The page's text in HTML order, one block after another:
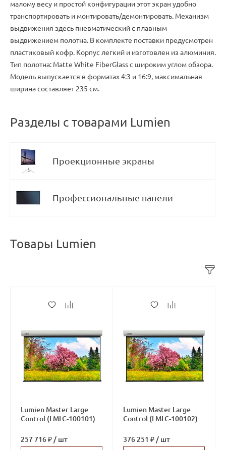
малому весу и простой конфигурации этот экран удобно
транспортировать и монтировать/демонтировать. Механизм
выдвижения здесь пневматический с плавным
выдвижением полотна. В комплекте поставки предусмотрен
пластиковый кофр. Корпус легкий и изготовлен из алюминия.
Тип полотна: Matte White FiberGlass с широким углом обзора.
Модель выпускается в форматах 4:3 и 16:9, максимальная
ширина составляет 235 см.
Разделы с товарами Lumien
Проекционные экраны
Профессиональные панели
Товары Lumien
Lumien Master Large
Control (LMLC-100101)
257 716 ₽ / шт
Lumien Master Large
Control (LMLC-100102)
376 251 ₽ / шт